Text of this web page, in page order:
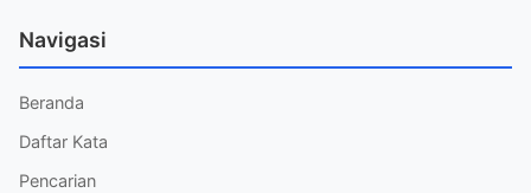
Navigasi
Beranda
Daftar Kata
Pencarian